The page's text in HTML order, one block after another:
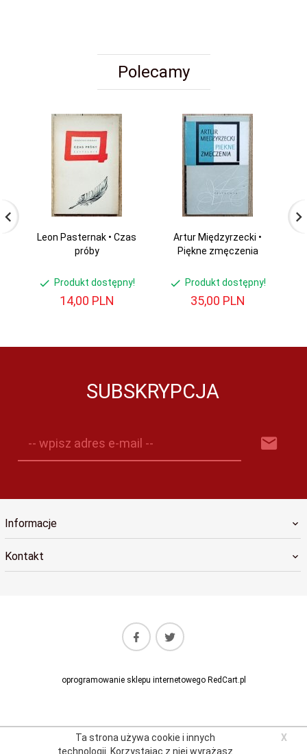
Polecamy
Leon Pasternak • Czas
próby
Produkt dostępny!
14,00 PLN
Artur Międzyrzecki •
Piękne zmęczenia
Produkt dostępny!
35,00 PLN
SUBSKRYPCJA
-- wpisz adres e-mail --
Informacje
Kontakt
oprogramowanie sklepu internetowegoRedCart.pl
Ta strona używa cookie i innych
technologii. Korzystając z niej wyrażasz
X